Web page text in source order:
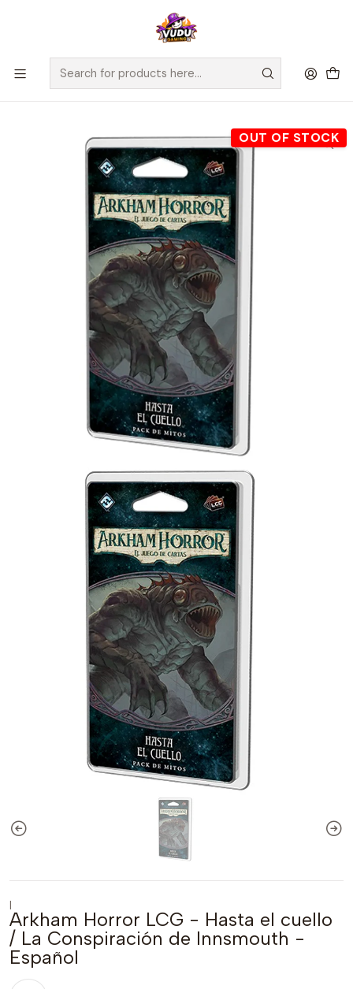
🚀 ¡Despachamos a todo Chile! Envío GRATIS a Regiones sobre
$100.000 y a RM sobre $35.000
Home Juegos de Mesa Editorial Fantasy Flight
Arkham Horror LCG - Hasta el cuello / La Conspiración de
Innsmouth - Español
OUT OF STOCK
|
Arkham Horror LCG - Hasta el cuello
/ La Conspiración de Innsmouth -
Español